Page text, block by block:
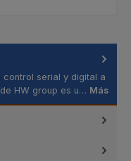
control serial y digital a
HW group es u… Más